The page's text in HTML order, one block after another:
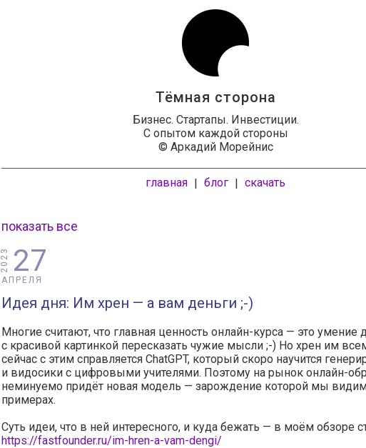
Тёмная сторона
Бизнес. Стартапы. Инвестиции.
С опытом каждой стороны
© Аркадий Морейнис
главная | блог | скачать
показать все
27
АПРЕЛЯ
2023
Идея дня: Им хрен — а вам деньги ;-)
Многие считают, что главная ценность онлайн-курса — это умение
с красивой картинкой пересказать чужие мысли ;-) Но хрен им
сейчас с этим справляется ChatGPT, который скоро научится
и видосики с цифровыми учителями. Поэтому на рынок онлайн-
неминуемо придёт новая модель — зарождение которой мы видим
примерах.
Суть идеи, что в ней интересного, и куда бежать — в моём обзоре
https://fastfounder.ru/im-hren-a-vam-dengi/